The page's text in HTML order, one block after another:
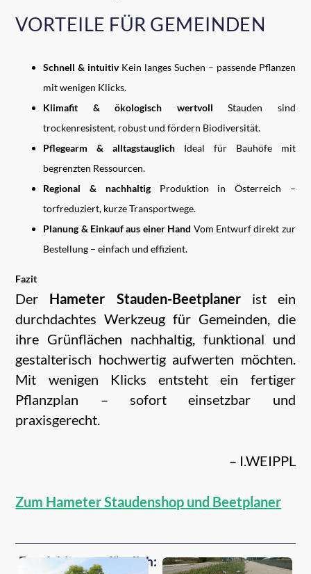
VORTEILE FÜR GEMEINDEN
Schnell & intuitivKein langes Suchen – passende Pflanzen
mit wenigen Klicks.
Klimafit & ökologisch wertvoll Stauden sind
trockenresistent, robust und fördern Biodiversität.
Pflegearm & alltagstauglich Ideal für Bauhöfe mit
begrenzten Ressourcen.
Regional & nachhaltigProduktion in Österreich –
torfreduziert, kurze Transportwege.
Planung & Einkauf aus einer Hand Vom Entwurf direkt zur
Bestellung – einfach und effizient.
Fazit
Der Hameter Stauden-Beetplanerist ein
durchdachtes Werkzeug für Gemeinden, die
ihre Grünflächen nachhaltig, funktional und
gestalterisch hochwertig aufwerten möchten.
Mit wenigen Klicks entsteht ein fertiger
Pflanzplan – sofort einsetzbar und
praxisgerecht.
– I.WEIPPL
Zum Hameter Staudenshop und Beetplaner
Empfehlungen für dich: